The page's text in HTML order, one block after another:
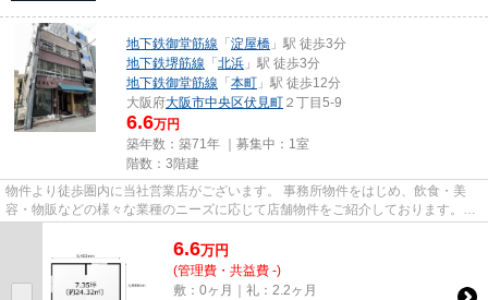
地下鉄御堂筋線 「淀屋橋 」駅 徒歩3分
地下鉄堺筋線 「北浜 」駅 徒歩3分
地下鉄御堂筋線 「本町 」駅 徒歩12分
大阪府大阪市中央区伏見町 ２丁目5-9
6.6万円
築年数：築71年 ｜募集中： 1室
階数：3階建
物件より徒歩圏内に当社営業店がございます。 事務所物件をはじめ、飲食・美
容・物販などの様々な業種のニーズに応じて店舗物件をご紹介しております。
尚、弊社ではおとり広告は一切...
6.6万円
(管理費・共益費 -)
敷：0ヶ月｜礼：2.2ヶ月